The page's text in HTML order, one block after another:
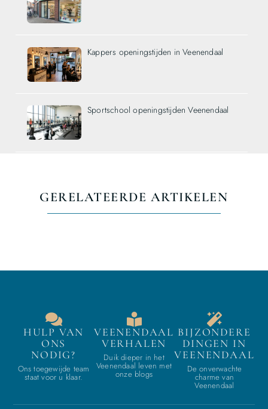
Kappers openingstijden in Veenendaal
Sportschool openingstijden Veenendaal
GERELATEERDE ARTIKELEN
HULP VAN
ONS
NODIG?
Ons toegewijde team
staat voor u klaar.
VEENENDAAL
VERHALEN
Duik dieper in het
Veenendaal leven met
onze blogs
BIJZONDERE
DINGEN IN
VEENENDAAL
De onverwachte
charme van
Veenendaal